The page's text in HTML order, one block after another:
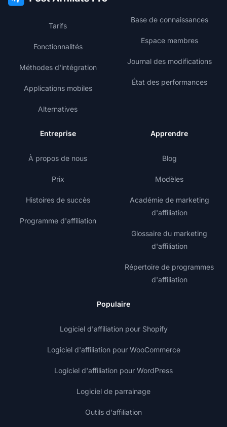
Tarifs
Fonctionnalités
Méthodes d'intégration
Applications mobiles
Alternatives
Base de connaissances
Espace membres
Journal des modifications
État des performances
Entreprise
À propos de nous
Prix
Histoires de succès
Programme d'affiliation
Apprendre
Blog
Modèles
Académie de marketing
d'affiliation
Glossaire du marketing
d'affiliation
Répertoire de programmes
d'affiliation
Populaire
Logiciel d'affiliation pour Shopify
Logiciel d'affiliation pour WooCommerce
Logiciel d'affiliation pour WordPress
Logiciel de parrainage
Outils d'affiliation